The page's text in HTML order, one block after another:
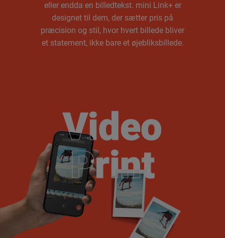
eller endda en billedtekst. mini Link+ er
designet til dem, der sætter pris på
præcision og stil, hvor hvert billede bliver
et statement, ikke bare et øjebliksbillede.
Video
Print
Video
Print